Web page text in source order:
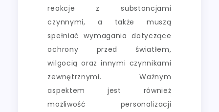
reakcje z substancjami
czynnymi, a także muszą
spełniać wymagania dotyczące
ochrony przed światłem,
wilgocią oraz innymi czynnikami
zewnętrznymi. Ważnym
aspektem jest również
możliwość personalizacji